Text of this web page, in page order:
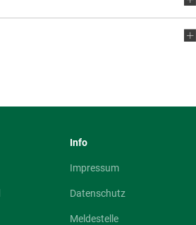
Info
Impressum
Datenschutz
Meldestelle